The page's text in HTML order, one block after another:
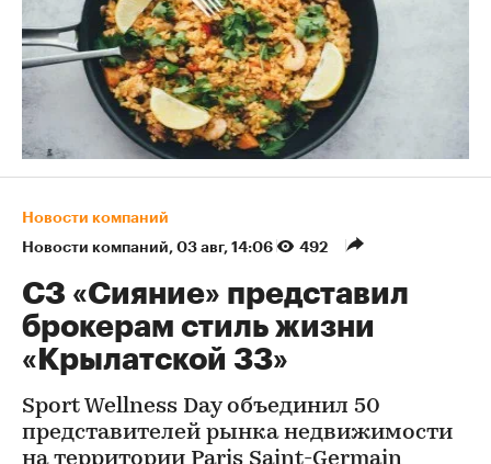
Новости компаний
Новости компаний⁠, 03 авг, 14:06 492
СЗ «Сияние» представил
брокерам стиль жизни
«Крылатской 33»
Sport Wellness Day объединил 50
представителей рынка недвижимости
на территории Paris Saint-Germain